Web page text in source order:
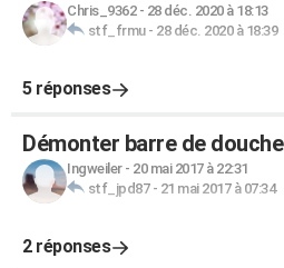
Chris_9362- 28 déc. 2020 à 18:13
stf_frmu- 28 déc. 2020 à 18:39
5 réponses
Démonter barre de douche
Ingweiler- 20 mai 2017 à 22:31
stf_jpd87- 21 mai 2017 à 07:34
2 réponses